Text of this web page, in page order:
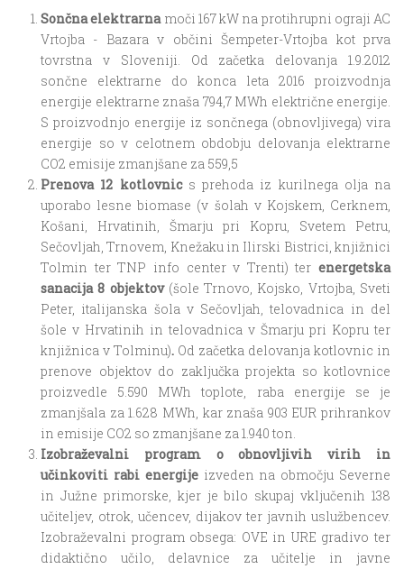
Sončna elektrarna moči 167 kW na protihrupni ograji AC
Vrtojba - Bazara v občini Šempeter-Vrtojba kot prva
tovrstna v Sloveniji. Od začetka delovanja 1.9.2012
sončne elektrarne do konca leta 2016 proizvodnja
energije elektrarne znaša 794,7 MWh električne energije.
S proizvodnjo energije iz sončnega (obnovljivega) vira
energije so v celotnem obdobju delovanja elektrarne
CO2 emisije zmanjšane za 559,5
Prenova 12 kotlovnics prehoda iz kurilnega olja na
uporabo lesne biomase (v šolah v Kojskem, Cerknem,
Košani, Hrvatinih, Šmarju pri Kopru, Svetem Petru,
Sečovljah, Trnovem, Knežaku in Ilirski Bistrici, knjižnici
Tolmin ter TNP info center v Trenti) ter energetska
sanacija 8 objektov (šole Trnovo, Kojsko, Vrtojba, Sveti
Peter, italijanska šola v Sečovljah, telovadnica in del
šole v Hrvatinih in telovadnica v Šmarju pri Kopru ter
knjižnica v Tolminu). Od začetka delovanja kotlovnic in
prenove objektov do zaključka projekta so kotlovnice
proizvedle 5.590 MWh toplote, raba energije se je
zmanjšala za 1.628 MWh, kar znaša 903 EUR prihrankov
in emisije CO2 so zmanjšane za 1.940 ton.
Izobraževalni program o obnovljivih virih in
učinkoviti rabi energijeizveden na območju Severne
in Južne primorske, kjer je bilo skupaj vključenih 138
učiteljev, otrok, učencev, dijakov ter javnih uslužbencev.
Izobraževalni program obsega: OVE in URE gradivo ter
didaktično učilo, delavnice za učitelje in javne